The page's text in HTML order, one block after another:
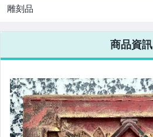
雕刻品
商品資訊